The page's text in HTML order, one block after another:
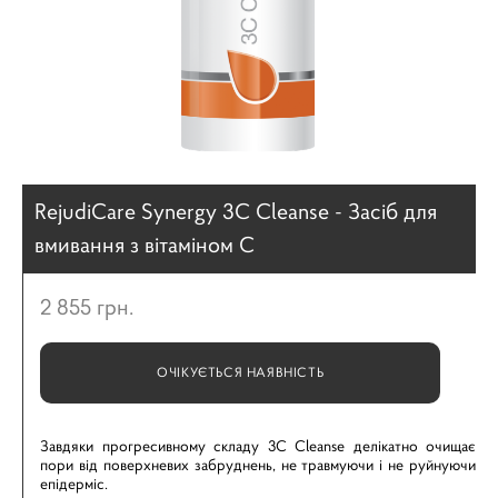
RejudiCare Synergy 3C Cleanse - Засіб для
вмивання з вітаміном С
2 855 грн.
ОЧІКУЄТЬСЯ НАЯВНІСТЬ
Завдяки прогресивному складу 3C Cleanse делікатно очищає
пори від поверхневих забруднень, не травмуючи і не руйнуючи
епідерміс.